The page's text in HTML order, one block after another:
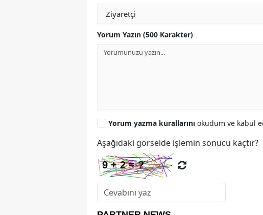
Yorum Yazın (500 Karakter)
Yorum yazma kurallarını okudum ve kabul
Aşağıdaki görselde işlemin sonucu kaçtır?